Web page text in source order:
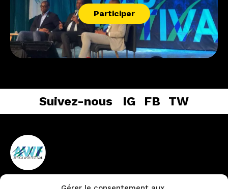
Participer
Suivez-nous IG FB TW